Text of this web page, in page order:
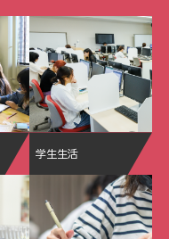
学生生活